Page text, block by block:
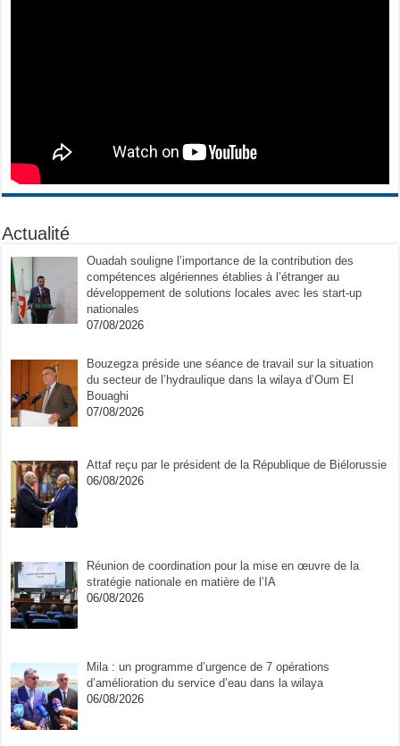
Actualité
Ouadah souligne l’importance de la contribution des
compétences algériennes établies à l’étranger au
développement de solutions locales avec les start-up
nationales
07/08/2026
Bouzegza préside une séance de travail sur la situation
du secteur de l’hydraulique dans la wilaya d’Oum El
Bouaghi
07/08/2026
Attaf reçu par le président de la République de Biélorussie
06/08/2026
Réunion de coordination pour la mise en œuvre de la
stratégie nationale en matière de l’IA
06/08/2026
Mila : un programme d’urgence de 7 opérations
d’amélioration du service d’eau dans la wilaya
06/08/2026